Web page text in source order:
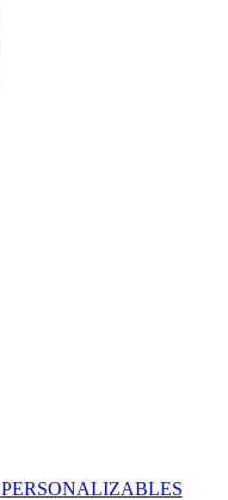
PERSONALIZABLES